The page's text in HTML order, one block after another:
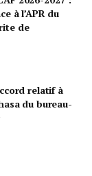
à l’APR du
de
relatif à
du bureau-